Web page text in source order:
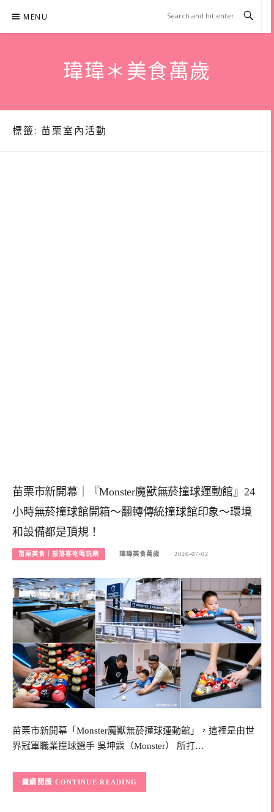
content
MENU
瑋瑋＊美食萬歲
標籤: 苗栗室內活動
苗栗市新開幕｜『Monster魔獸無菸撞球運動館』24
小時無菸撞球館開箱～翻轉傳統撞球館印象～環境
和設備都是頂規！
苗栗美食｜部落客吃喝玩樂 瑋瑋美食萬歲 2026-07-02
苗栗市新開幕「Monster魔獸無菸撞球運動館」，這裡是由世
界冠軍職業撞球選手 吳坤霖（Monster） 所打…
CONTINUE READING